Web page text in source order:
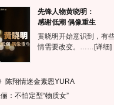
先锋人物黄晓明：
感谢低潮 偶像重生
黄晓明开始意识到，有
情需要改变。…… [详细]
陈翔情迷金素恩YURA
：不怕定型“物质女”